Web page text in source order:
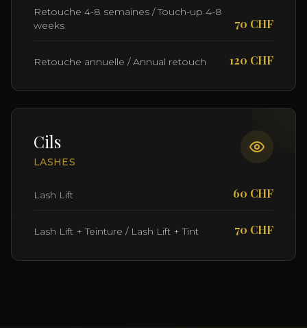
Retouche 4-8 semaines / Touch-up 4-8
weeks
70 CHF
Retouche annuelle / Annual retouch 120 CHF
Cils
LASHES
Lash Lift 60 CHF
Lash Lift + Teinture / Lash Lift + Tint 70 CHF